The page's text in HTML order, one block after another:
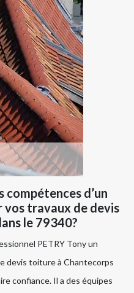
d’un
travaux de devis
le 79340?
PETRY Tony un
devis toiture à Chantecorps
confiance. Il a des équipes